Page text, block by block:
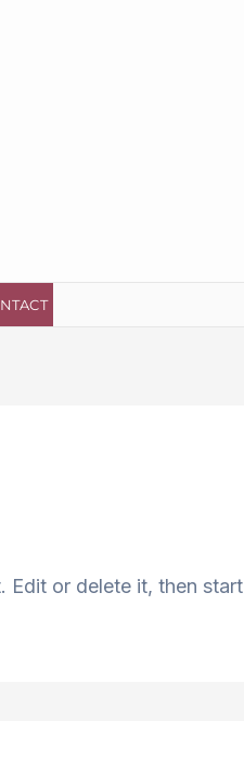
Edit or delete it, then start